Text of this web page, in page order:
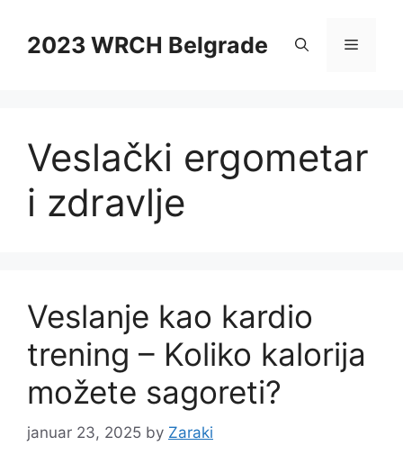
content2023 WRCH Belgrade Menu
Veslački ergometar
i zdravlje
Veslanje kao kardio
trening – Koliko kalorija
možete sagoreti?
januar 23, 2025 by Zaraki